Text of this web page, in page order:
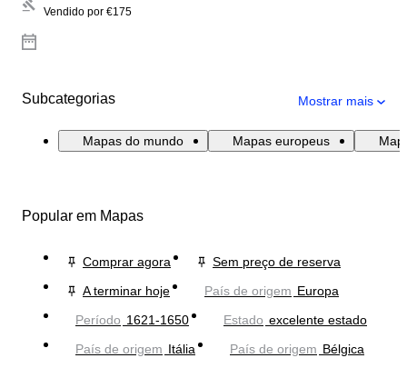
Vendido por €175
Subcategorias Mostrar mais
Mapas do mundo Mapas europeus
Popular em Mapas
Comprar agora
Sem preço de reserva
A terminar hoje
País de origem Europa
Período 1621-1650 Estado excelente estado
País de origem Itália País de origem Bélgica